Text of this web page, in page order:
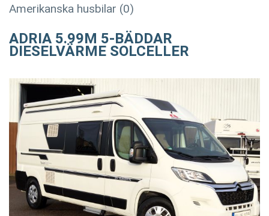
Amerikanska husbilar (0)
ADRIA 5.99M 5-BÄDDAR
DIESELVÄRME SOLCELLER